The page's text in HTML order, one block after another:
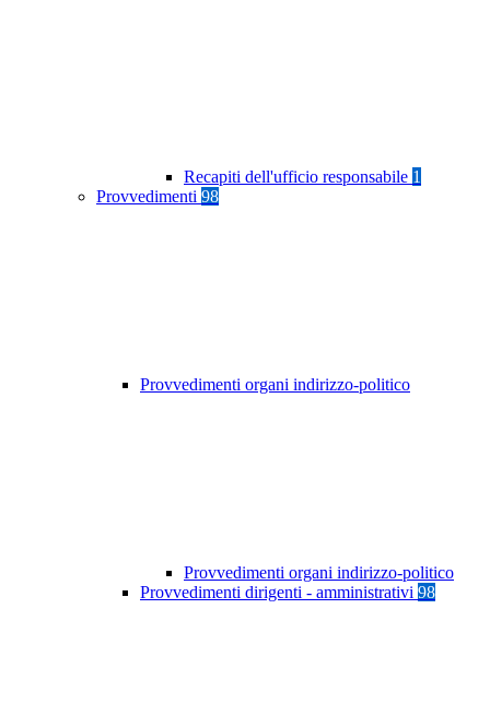
Recapiti dell'ufficio responsabile 1
Provvedimenti 98
Provvedimenti organi indirizzo-politico
Provvedimenti organi indirizzo-politico
Provvedimenti dirigenti - amministrativi 98